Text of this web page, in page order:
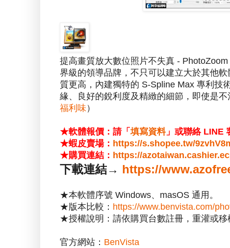
提高畫質放大數位照片不失真 -
界級的領導品牌，不只可以建立大於其他
質更高，內建獨特的 S-Spline Max 專利技
緣、良好的銳利度及精緻的細節，即使是
福利味 ）
★軟體報價：請「填寫資料」或聯絡 LINE
★蝦皮賣場： https://s.shopee.tw/
★購買連結： https://
下載連結→ https://
★本軟體序號 Windows、masOS 通用。
★版本比較： https://www.benvista.com/
★授權說明：請依購買台數註冊，重灌或移
官方網站： BenVista